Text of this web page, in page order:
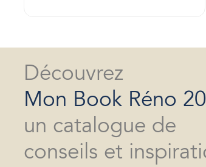
Découvrez
Mon Book Réno
un catalogue de
conseils et